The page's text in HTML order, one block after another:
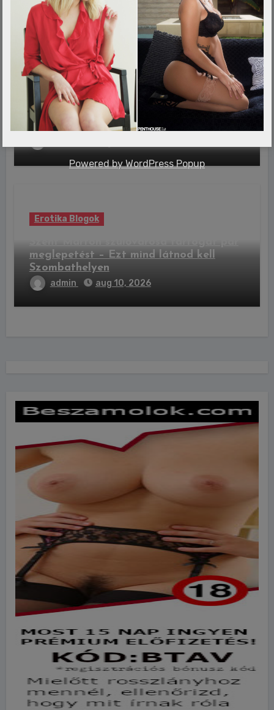
Erotika Blogok
Hosszú és egészséges élet: íme a
tökéletes reggeli receptje
Erotika Blogok
meglepetést – Ezt mind látnod kell
Szombathelyen
admin aug 10, 2026
Powered byWordPress Popup